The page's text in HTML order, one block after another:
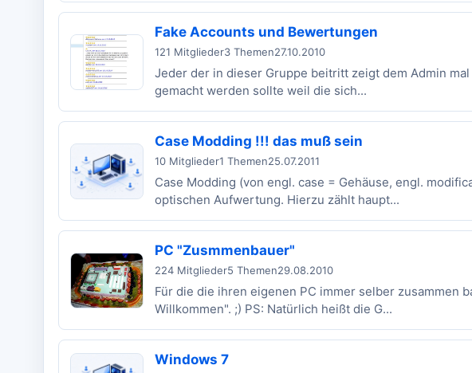
Fake Accounts und Bewertungen
121 Mitglieder3 Themen27.10.2010
Jeder der in dieser Gruppe beitritt zeigt dem Admin
gemacht werden sollte weil die sich...
Case Modding !!! das muß sein
10 Mitglieder1 Themen25.07.2011
Case Modding (von engl. case = Gehäuse, engl.
optischen Aufwertung. Hierzu zählt haupt...
PC "Zusmmenbauer"
224 Mitglieder5 Themen29.08.2010
Für die die ihren eigenen PC immer selber zusammen
Willkommen". ;) PS: Natürlich heißt die G...
Windows 7